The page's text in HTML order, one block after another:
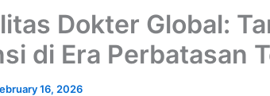
Dokter Global:
di Era Perbatasan
16, 2026